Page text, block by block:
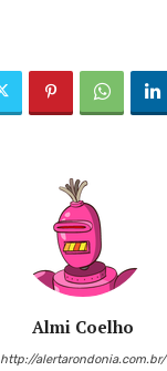
Almi Coelho
http://alertarondonia.com.br/